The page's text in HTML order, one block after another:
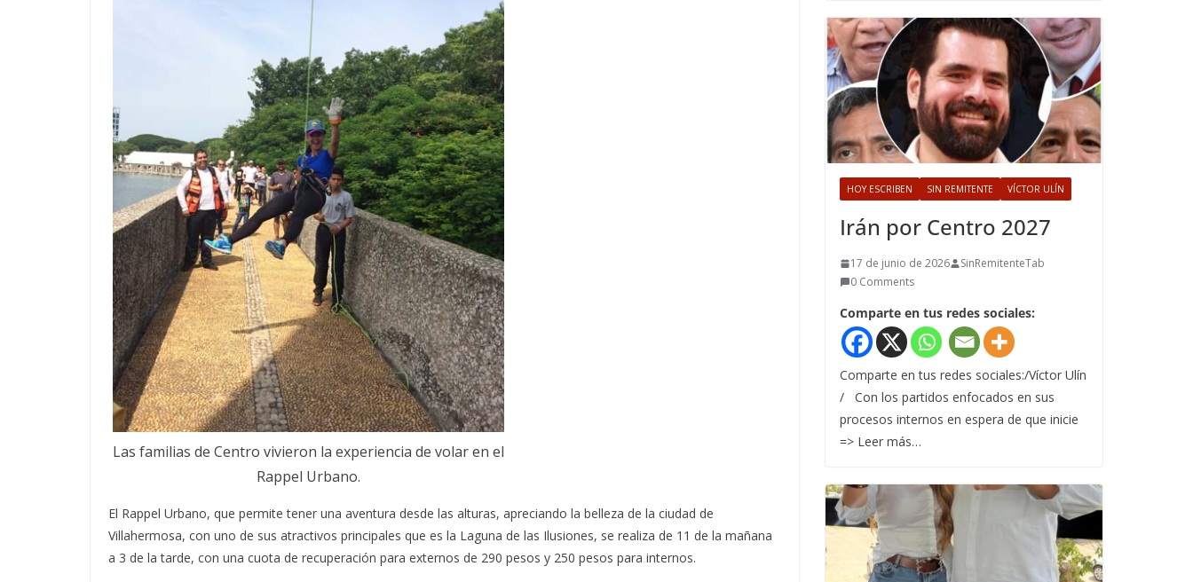
Las familias de Centro vivieron la experiencia de volar en el
Rappel Urbano.
El Rappel Urbano, que permite tener una aventura desde las alturas, apreciando la belleza de la ciudad de
Villahermosa, con uno de sus atractivos principales que es la Laguna de las Ilusiones, se realiza de 11 de la mañana
a 3 de la tarde, con una cuota de recuperación para externos de 290 pesos y 250 pesos para internos.
HOY ESCRIBEN SIN REMITENTE VÍCTOR ULÍN
Irán por Centro 2027
17 de junio de 2026
SinRemitenteTab
0 Comments
Comparte en tus redes sociales:
Comparte en tus redes sociales:/Víctor Ulín
/ Con los partidos enfocados en sus
procesos internos en espera de que inicie
=> Leer más…